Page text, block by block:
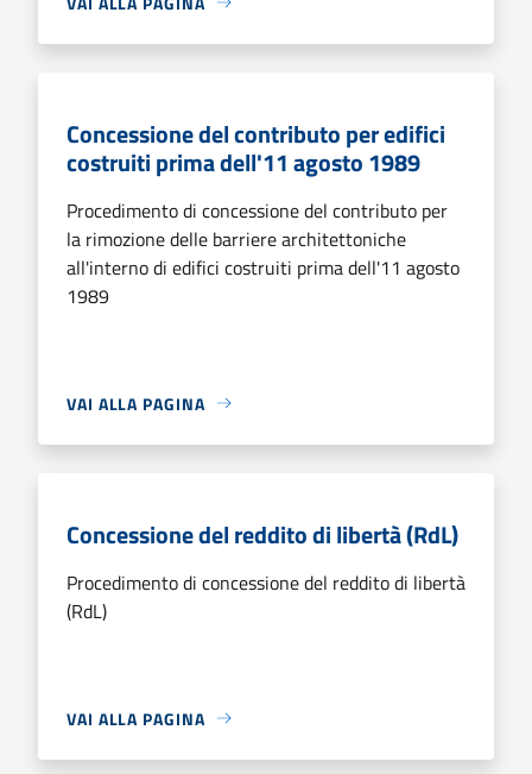
Concessione del contributo per edifici
costruiti prima dell'11 agosto 1989
Procedimento di concessione del contributo per
la rimozione delle barriere architettoniche
all'interno di edifici costruiti prima dell'11 agosto
1989
VAI ALLA PAGINA
Concessione del reddito di libertà (RdL)
Procedimento di concessione del reddito di libertà
(RdL)
VAI ALLA PAGINA